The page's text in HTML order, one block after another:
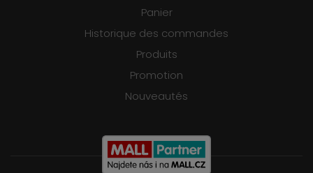
Panier
Historique des commandes
Produits
Promotion
Nouveautés